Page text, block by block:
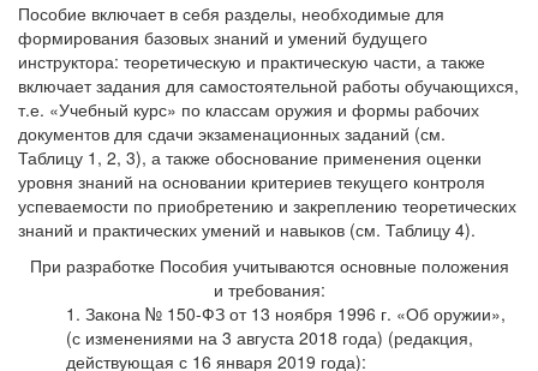
Пособие включает в себя разделы, необходимые для
формирования базовых знаний и умений будущего
инструктора: теоретическую и практическую части, а также
включает задания для самостоятельной работы обучающихся,
т.е. «Учебный курс» по классам оружия и формы рабочих
документов для сдачи экзаменационных заданий (см.
Таблицу 1, 2, 3), а также обоснование применения оценки
уровня знаний на основании критериев текущего контроля
успеваемости по приобретению и закреплению теоретических
знаний и практических умений и навыков (см. Таблицу 4).
При разработке Пособия учитываются основные положения
и требования:
Закона № 150-ФЗ от 13 ноября 1996 г. «Об оружии»,
(с изменениями на 3 августа 2018 года) (редакция,
действующая с 16 января 2019 года):